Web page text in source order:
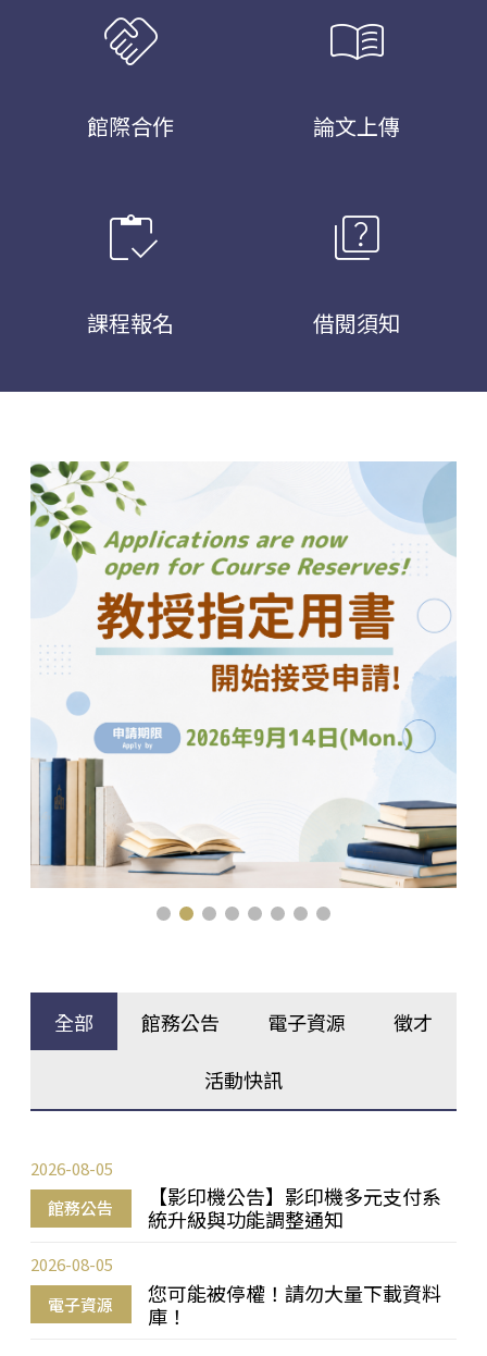
handshake
館際合作
menu_book
論文上傳
inventory
課程報名
quiz
借閱須知
全部 館務公告 電子資源 徵才
活動快訊
館務公告
【影印機公告】影印機多元支付系
統升級與功能調整通知
2026-08-05
電子資源
您可能被停權！請勿大量下載資料
庫！
2026-08-05